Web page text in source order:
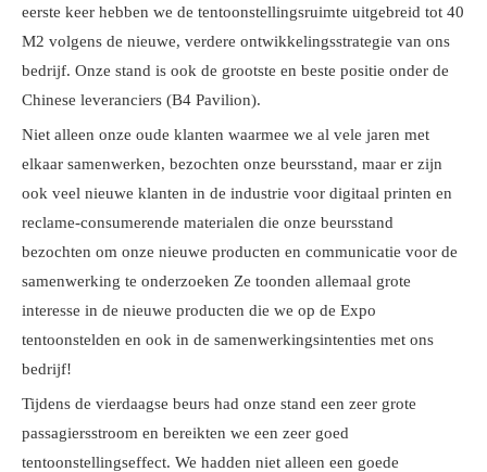
eerste keer hebben we de tentoonstellingsruimte uitgebreid tot 40
M2 volgens de nieuwe, verdere ontwikkelingsstrategie van ons
bedrijf. Onze stand is ook de grootste en beste positie onder de
Chinese leveranciers (B4 Pavilion).
Niet alleen onze oude klanten waarmee we al vele jaren met
elkaar samenwerken, bezochten onze beursstand, maar er zijn
ook veel nieuwe klanten in de industrie voor digitaal printen en
reclame-consumerende materialen die onze beursstand
bezochten om onze nieuwe producten en communicatie voor de
samenwerking te onderzoeken Ze toonden allemaal grote
interesse in de nieuwe producten die we op de Expo
tentoonstelden en ook in de samenwerkingsintenties met ons
bedrijf!
Tijdens de vierdaagse beurs had onze stand een zeer grote
passagiersstroom en bereikten we een zeer goed
tentoonstellingseffect. We hadden niet alleen een goede